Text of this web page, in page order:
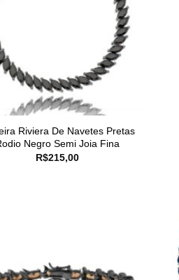
Riviera De Navetes Pretas
Negro Semi Joia Fina
R$215,00